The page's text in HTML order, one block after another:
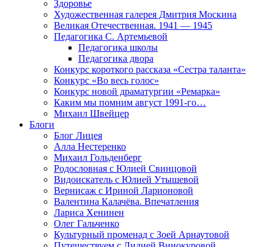
Здоровье
Художественная галерея Дмитрия Москина
Великая Отечественная. 1941 — 1945
Педагогика С. Артемьевой
Педагогика школы
Педагогика двора
Конкурс короткого рассказа «Сестра таланта»
Конкурс «Во весь голос»
Конкурс новой драматургии «Ремарка»
Каким мы помним август 1991-го…
Михаил Швейцер
Блоги
Блог Лицея
Алла Нестеренко
Михаил Гольденберг
Родословная с Юлией Свинцовой
Видоискатель с Юлией Утышевой
Вернисаж с Ириной Ларионовой
Валентина Калачёва. Впечатления
Лариса Хенинен
Олег Гальченко
Культурный променад с Зоей Арнаутовой